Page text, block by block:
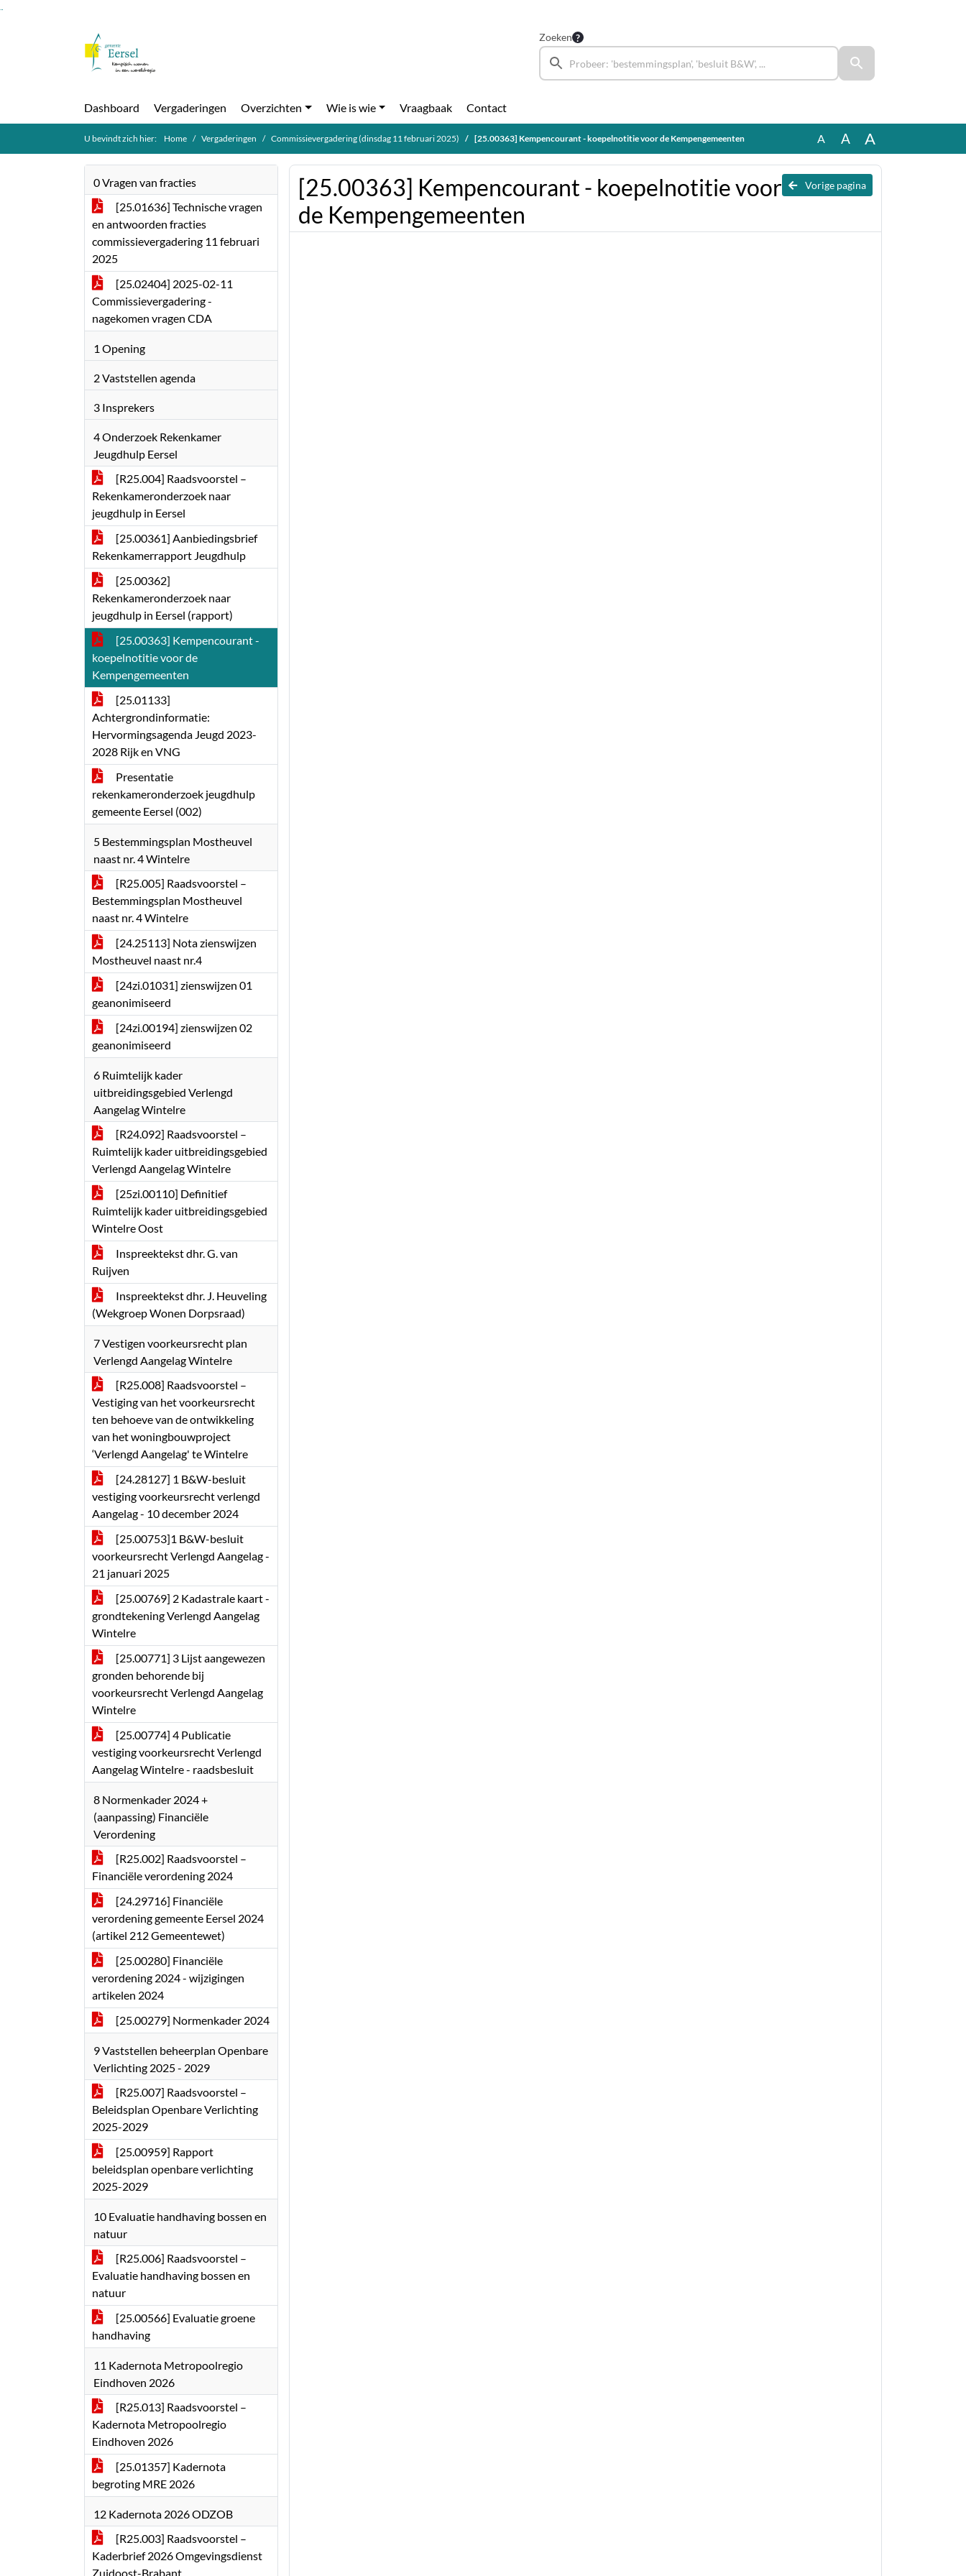
Zoeken
Dashboard Vergaderingen Overzichten Wie is wie Vraagbaak Contact
U bevindt zich hier: Home Vergaderingen Commissievergadering (dinsdag 11 februari 2025) [25.00363] Kempencourant - koepelnotitie voor de Kempengemeenten A A A
0 Vragen van fracties
[25.01636] Technische vragen
en antwoorden fracties
commissievergadering 11 februari
2025
[25.02404] 2025-02-11
Commissievergadering -
nagekomen vragen CDA
1 Opening
2 Vaststellen agenda
3 Insprekers
4 Onderzoek Rekenkamer
Jeugdhulp Eersel
[R25.004] Raadsvoorstel –
Rekenkameronderzoek naar
jeugdhulp in Eersel
[25.00361] Aanbiedingsbrief
Rekenkamerrapport Jeugdhulp
[25.00362]
Rekenkameronderzoek naar
jeugdhulp in Eersel (rapport)
[25.00363] Kempencourant -
koepelnotitie voor de
Kempengemeenten
[25.01133]
Achtergrondinformatie:
Hervormingsagenda Jeugd 2023-
2028 Rijk en VNG
Presentatie
rekenkameronderzoek jeugdhulp
gemeente Eersel (002)
5 Bestemmingsplan Mostheuvel
naast nr. 4 Wintelre
[R25.005] Raadsvoorstel –
Bestemmingsplan Mostheuvel
naast nr. 4 Wintelre
[24.25113] Nota zienswijzen
Mostheuvel naast nr.4
[24zi.01031] zienswijzen 01
geanonimiseerd
[24zi.00194] zienswijzen 02
geanonimiseerd
6 Ruimtelijk kader
uitbreidingsgebied Verlengd
Aangelag Wintelre
[R24.092] Raadsvoorstel –
Ruimtelijk kader uitbreidingsgebied
Verlengd Aangelag Wintelre
[25zi.00110] Definitief
Ruimtelijk kader uitbreidingsgebied
Wintelre Oost
Inspreektekst dhr. G. van
Ruijven
Inspreektekst dhr. J. Heuveling
(Wekgroep Wonen Dorpsraad)
7 Vestigen voorkeursrecht plan
Verlengd Aangelag Wintelre
[R25.008] Raadsvoorstel –
Vestiging van het voorkeursrecht
ten behoeve van de ontwikkeling
van het woningbouwproject
‘Verlengd Aangelag' te Wintelre
[24.28127] 1 B&W-besluit
vestiging voorkeursrecht verlengd
Aangelag - 10 december 2024
[25.00753]1 B&W-besluit
voorkeursrecht Verlengd Aangelag -
21 januari 2025
[25.00769] 2 Kadastrale kaart -
grondtekening Verlengd Aangelag
Wintelre
[25.00771] 3 Lijst aangewezen
gronden behorende bij
voorkeursrecht Verlengd Aangelag
Wintelre
[25.00774] 4 Publicatie
vestiging voorkeursrecht Verlengd
Aangelag Wintelre - raadsbesluit
8 Normenkader 2024 +
(aanpassing) Financiële
Verordening
[R25.002] Raadsvoorstel –
Financiële verordening 2024
[24.29716] Financiële
verordening gemeente Eersel 2024
(artikel 212 Gemeentewet)
[25.00280] Financiële
verordening 2024 - wijzigingen
artikelen 2024
[25.00279] Normenkader 2024
9 Vaststellen beheerplan Openbare
Verlichting 2025 - 2029
[R25.007] Raadsvoorstel –
Beleidsplan Openbare Verlichting
2025-2029
[25.00959] Rapport
beleidsplan openbare verlichting
2025-2029
10 Evaluatie handhaving bossen en
natuur
[R25.006] Raadsvoorstel –
Evaluatie handhaving bossen en
natuur
[25.00566] Evaluatie groene
handhaving
11 Kadernota Metropoolregio
Eindhoven 2026
[R25.013] Raadsvoorstel –
Kadernota Metropoolregio
Eindhoven 2026
[25.01357] Kadernota
begroting MRE 2026
12 Kadernota 2026 ODZOB
[R25.003] Raadsvoorstel –
Kaderbrief 2026 Omgevingsdienst
Zuidoost-Brabant
Vorige pagina
[25.00363] Kempencourant - koepelnotitie voor
de Kempengemeenten